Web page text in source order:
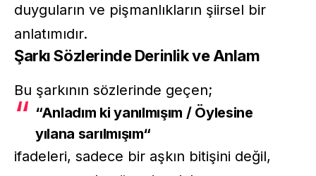
duyguların ve pişmanlıkların şiirsel bir
anlatımıdır.
Şarkı Sözlerinde Derinlik ve Anlam
Bu şarkının sözlerinde geçen;
“Anladım ki yanılmışım / Öylesine
yılana sarılmışım“
ifadeleri, sadece bir aşkın bitişini değil,